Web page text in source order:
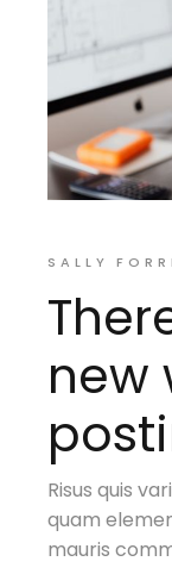
SALLY
new
Risus quis
quam
mauris